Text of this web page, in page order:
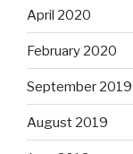
April 2020
February 2020
September 2019
August 2019